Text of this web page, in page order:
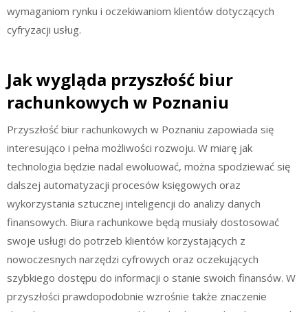
wymaganiom rynku i oczekiwaniom klientów dotyczących
cyfryzacji usług.
Jak wygląda przyszłość biur
rachunkowych w Poznaniu
Przyszłość biur rachunkowych w Poznaniu zapowiada się
interesująco i pełna możliwości rozwoju. W miarę jak
technologia będzie nadal ewoluować, można spodziewać się
dalszej automatyzacji procesów księgowych oraz
wykorzystania sztucznej inteligencji do analizy danych
finansowych. Biura rachunkowe będą musiały dostosować
swoje usługi do potrzeb klientów korzystających z
nowoczesnych narzędzi cyfrowych oraz oczekujących
szybkiego dostępu do informacji o stanie swoich finansów. W
przyszłości prawdopodobnie wzrośnie także znaczenie